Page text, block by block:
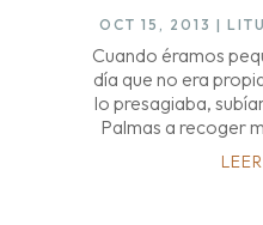
OCT 15, 2013 |
Cuando éramos
día que no era
lo presagiaba,
Palmas a recoger